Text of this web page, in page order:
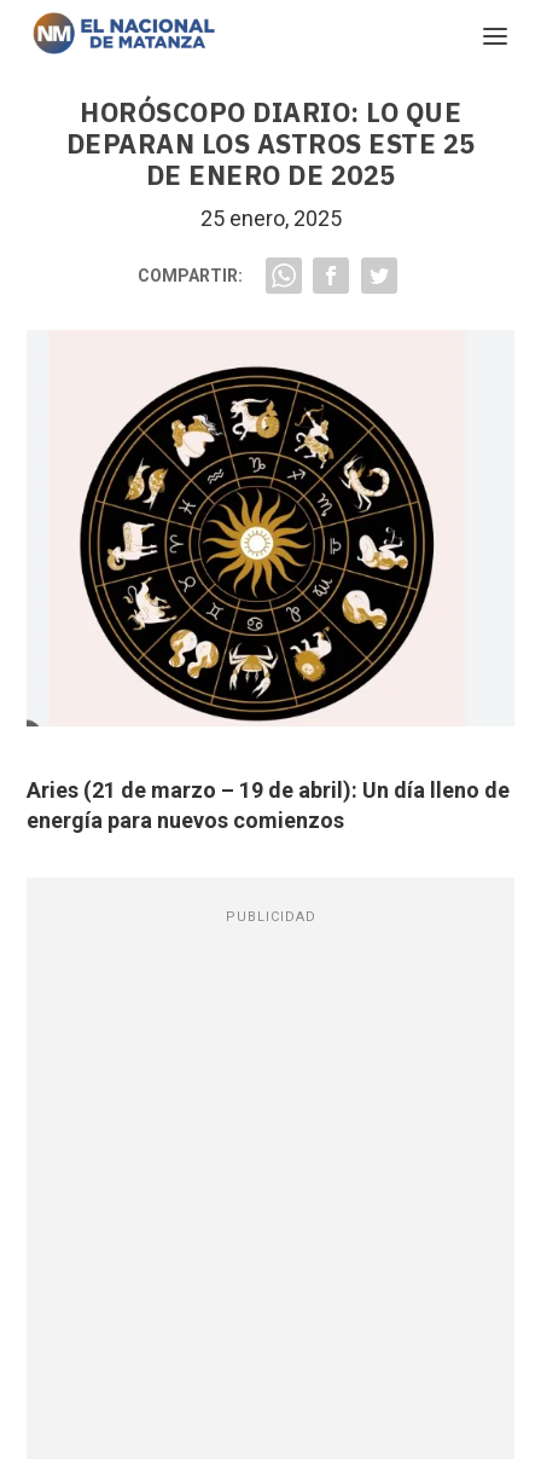
HORÓSCOPO DIARIO: LO QUE
DEPARAN LOS ASTROS ESTE 25
DE ENERO DE 2025
25 enero, 2025
COMPARTIR:
Aries (21 de marzo – 19 de abril): Un día lleno de
energía para nuevos comienzos
PUBLICIDAD